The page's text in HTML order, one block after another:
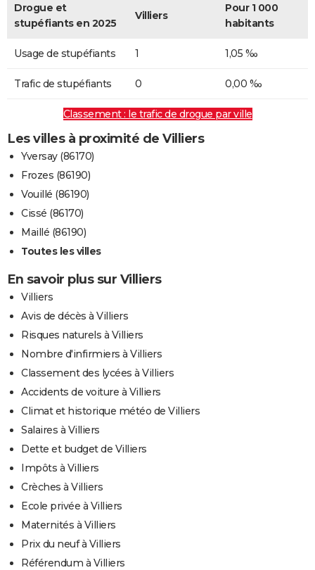
Drogue et
stupéfiants en 2025
Villiers
Pour 1 000
habitants
Usage de stupéfiants 1 1,05 ‰
Trafic de stupéfiants 0 0,00 ‰
Classement : le trafic de drogue par ville
Les villes à proximité de Villiers
Yversay (86170)
Frozes (86190)
Vouillé (86190)
Cissé (86170)
Maillé (86190)
Toutes les villes
En savoir plus sur Villiers
Villiers
Avis de décès à Villiers
Risques naturels à Villiers
Nombre d'infirmiers à Villiers
Classement des lycées à Villiers
Accidents de voiture à Villiers
Climat et historique météo de Villiers
Salaires à Villiers
Dette et budget de Villiers
Impôts à Villiers
Crèches à Villiers
Ecole privée à Villiers
Maternités à Villiers
Prix du neuf à Villiers
Référendum à Villiers